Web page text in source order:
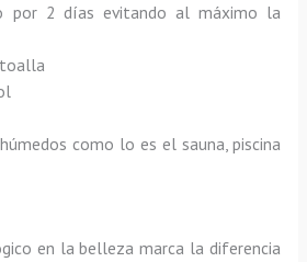
por 2 días evitando al máximo la
como lo es el sauna, piscina
en la belleza marca la diferencia